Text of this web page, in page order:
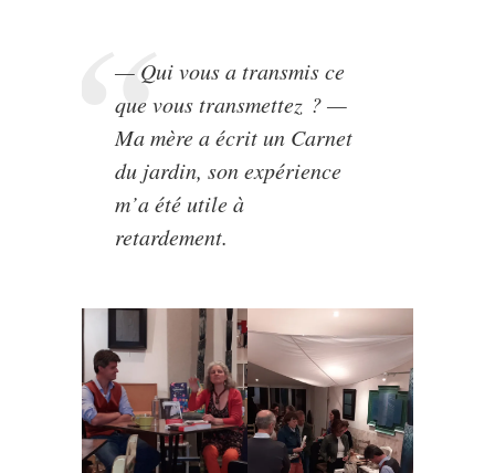
— Qui vous a transmis ce
que vous transmettez ? —
Ma mère a écrit un Carnet
du jardin, son expérience
m’a été utile à
retardement.